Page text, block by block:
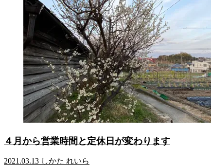
４月から営業時間と定休日が変わります
2021.03.13 しかた れいら